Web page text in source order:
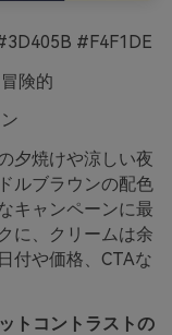
#F4F1DE
険的
夕焼けや涼しい夜
ルブラウンの配色
キャンペーンに最
に、クリームは余
付や価格、CTAな
トコントラストの